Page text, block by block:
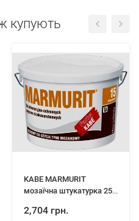
купують
KABE MARMURIT
мозаїчна штукатурка 25
2,704 грн.